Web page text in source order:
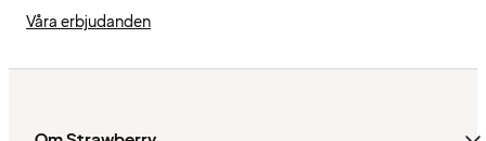
Våra erbjudanden